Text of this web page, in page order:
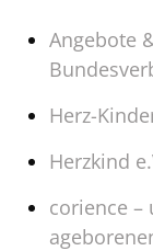
Angebote
Herz-
Herzkind
corience –